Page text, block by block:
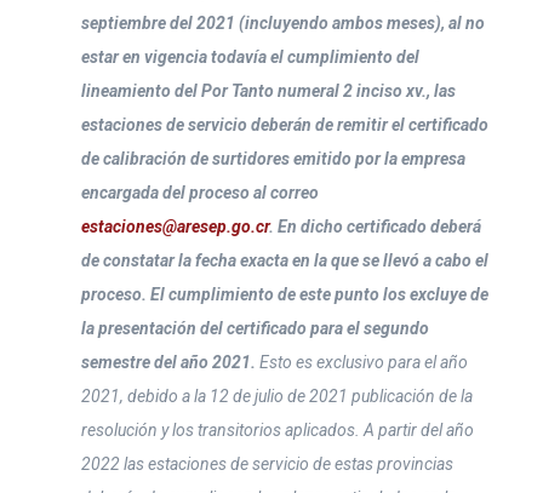
septiembre del 2021 (incluyendo ambos meses), al no
estar en vigencia todavía el cumplimiento del
lineamiento del Por Tanto numeral 2 inciso xv., las
estaciones de servicio deberán de remitir el certificado
de calibración de surtidores emitido por la empresa
encargada del proceso al correo
estaciones@aresep.go.cr. En dicho certificado deberá
de constatar la fecha exacta en la que se llevó a cabo el
proceso. El cumplimiento de este punto los excluye de
la presentación del certificado para el segundo
semestre del año 2021. Esto es exclusivo para el año
2021, debido a la 12 de julio de 2021 publicación de la
resolución y los transitorios aplicados. A partir del año
2022 las estaciones de servicio de estas provincias